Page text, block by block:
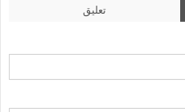
تعليق